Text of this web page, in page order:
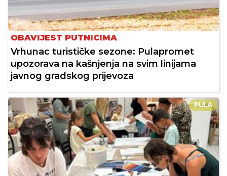
OBAVIJEST PUTNICIMA
Vrhunac turističke sezone: Pulapromet
upozorava na kašnjenja na svim linijama
javnog gradskog prijevoza
PULA